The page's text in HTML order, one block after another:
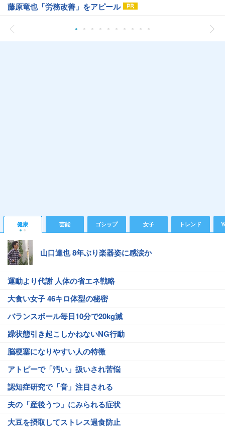
藤原竜也「労務改善」をアピール
健康 芸能 ゴシップ 女子 トレンド
山口達也 8年ぶり楽器姿に感涙か
運動より代謝 人体の省エネ戦略
大食い女子 46キロ体型の秘密
バランスボール毎日10分で20kg減
躁状態引き起こしかねないNG行動
脳梗塞になりやすい人の特徴
アトピーで「汚い」扱いされ苦悩
認知症研究で「音」注目される
夫の「産後うつ」にみられる症状
大豆を摂取してストレス過食防止